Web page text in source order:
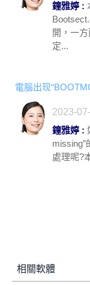
鐘雅婷 :
開，一
定...
電腦出现
2023-
鐘雅婷 :
missing”
處理呢?
相關軟體